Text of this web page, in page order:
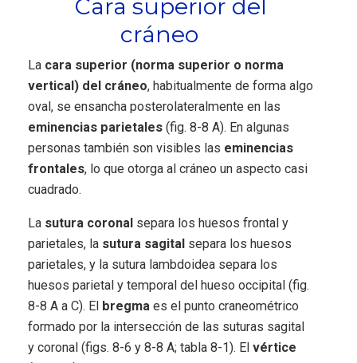
Cara superior del
cráneo
La cara superior (norma superior o norma
vertical) del cráneo, habitualmente de forma algo
oval, se ensancha posterolateralmente en las
eminencias parietales (fig. 8-8 A). En algunas
personas también son visibles las eminencias
frontales, lo que otorga al cráneo un aspecto casi
cuadrado.
La sutura coronal separa los huesos frontal y
parietales, la sutura sagital separa los huesos
parietales, y la sutura lambdoidea separa los
huesos parietal y temporal del hueso occipital (fig.
8-8 A a C). El bregma es el punto craneométrico
formado por la intersección de las suturas sagital
y coronal (figs. 8-6 y 8-8 A; tabla 8-1). El vértice